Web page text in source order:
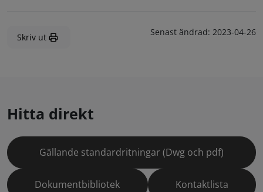
Skriv ut Senast ändrad: 2023-04-26
Hitta direkt
Gällande standardritningar (Dwg och pdf)
Dokumentbibliotek Kontaktlista